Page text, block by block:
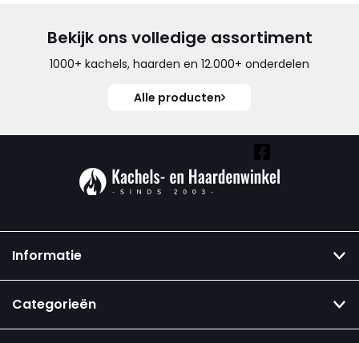
Bekijk ons volledige assortiment
1000+ kachels, haarden en 12.000+ onderdelen
Alle producten
Informatie
Categorieën